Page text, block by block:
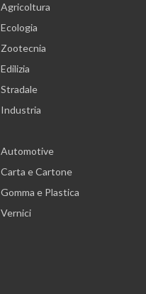
Agricoltura
Ecologia
Zootecnia
Edilizia
Stradale
Industria
Automotive
Carta e Cartone
Gomma e Plastica
Vernici